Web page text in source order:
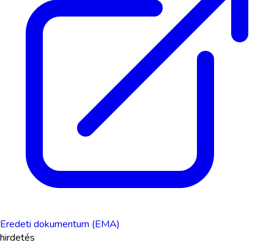
Eredeti dokumentum (EMA)
hirdetés